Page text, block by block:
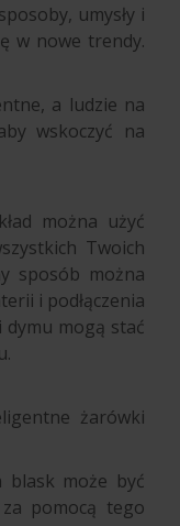
umysły i
w nowe trendy.
a ludzie na
wskoczyć na
można użyć
Twoich
sposób można
i podłączenia
dymu mogą stać
żarówki
blask może być
pomocą tego